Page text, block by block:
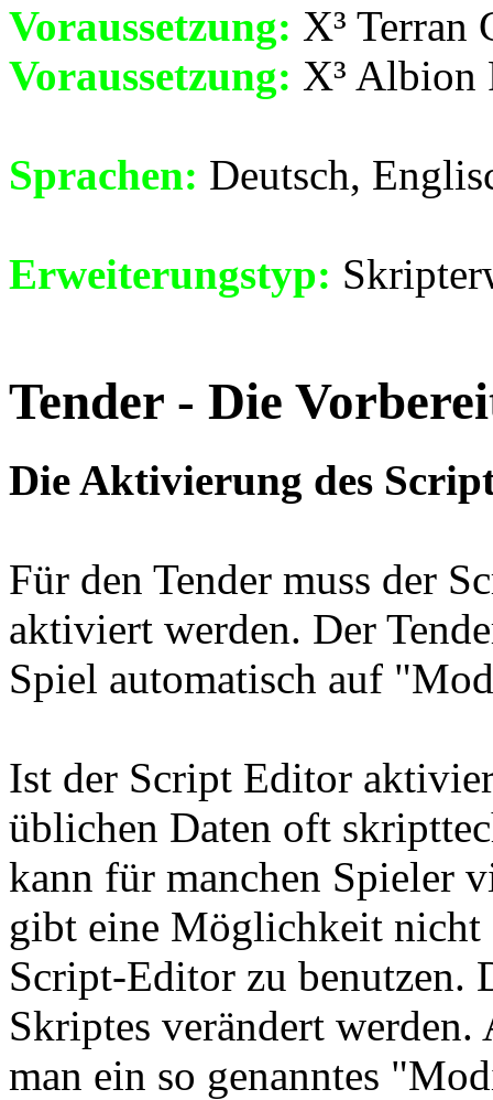
Voraussetzung: X³ Terran
Voraussetzung: X³ Albion
Sprachen: Deutsch,
Erweiterungstyp:
Tender - Die
Die Aktivierung des
Für den Tender muss der
aktiviert werden. Der
Spiel automatisch auf
Ist der Script Editor
üblichen Daten oft
kann für manchen Spieler
gibt eine Möglichkeit nicht
Script-Editor zu benutzen.
Skriptes verändert
man ein so genanntes